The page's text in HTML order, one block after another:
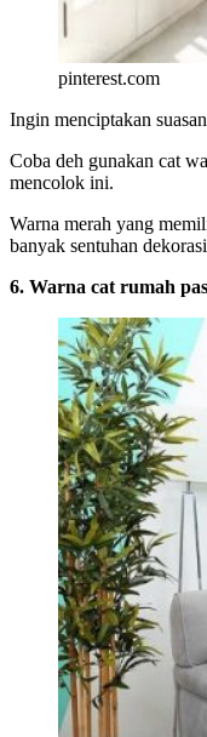
pinterest.com
Ingin menciptakan
Coba deh gunakan cat
mencolok ini.
Warna merah yang
banyak sentuhan
6. Warna cat rumah